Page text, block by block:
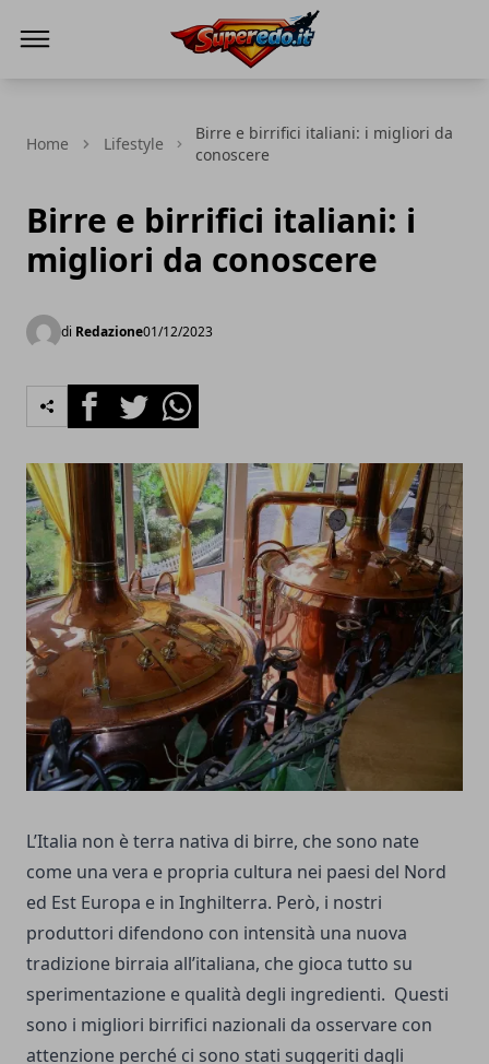
Home Lifestyle
Birre e birrifici italiani: i migliori da
conoscere
Birre e birrifici italiani: i
migliori da conoscere
di Redazione01/12/2023
FacebookTwitterWhatsapp
L’Italia non è terra nativa di birre, che sono nate
come una vera e propria cultura nei paesi del Nord
ed Est Europa e in Inghilterra. Però, i nostri
produttori difendono con intensità una nuova
tradizione birraia all’italiana, che gioca tutto su
sperimentazione e qualità degli ingredienti. Questi
sono i migliori birrifici nazionali da osservare con
attenzione perché ci sono stati suggeriti dagli